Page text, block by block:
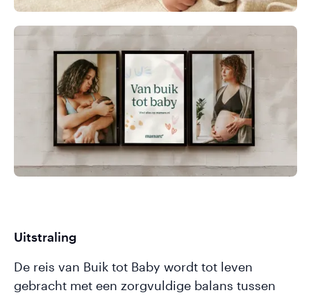
Uitstraling
De reis van Buik tot Baby wordt tot leven
gebracht met een zorgvuldige balans tussen